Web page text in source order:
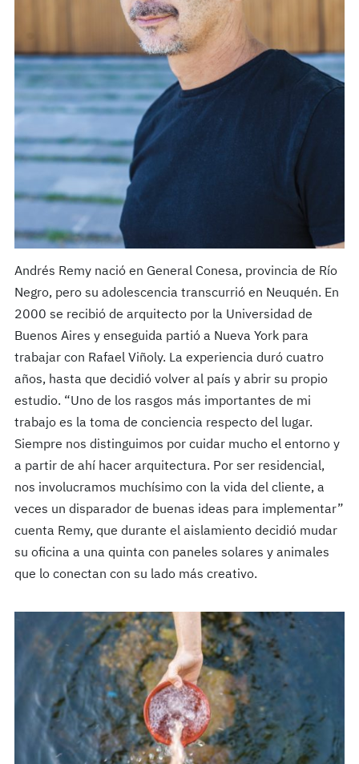
Andrés Remy nació en General Conesa, provincia de Río
Negro, pero su adolescencia transcurrió en Neuquén. En
2000 se recibió de arquitecto por la Universidad de
Buenos Aires y enseguida partió a Nueva York para
trabajar con Rafael Viñoly. La experiencia duró cuatro
años, hasta que decidió volver al país y abrir su propio
estudio. “Uno de los rasgos más importantes de mi
trabajo es la toma de conciencia respecto del lugar.
Siempre nos distinguimos por cuidar mucho el entorno y
a partir de ahí hacer arquitectura. Por ser residencial,
nos involucramos muchísimo con la vida del cliente, a
veces un disparador de buenas ideas para implementar”
cuenta Remy, que durante el aislamiento decidió mudar
su oficina a una quinta con paneles solares y animales
que lo conectan con su lado más creativo.